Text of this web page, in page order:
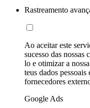
Rastreamento
Ao aceitar este
sucesso das
lo e otimizar a
teus dados
fornecedores
Google Ads